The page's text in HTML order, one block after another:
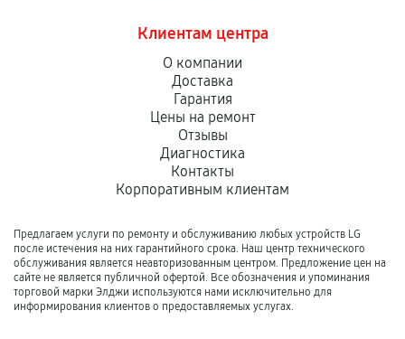
Клиентам центра
О компании
Доставка
Гарантия
Цены на ремонт
Отзывы
Диагностика
Контакты
Корпоративным клиентам
Предлагаем услуги по ремонту и обслуживанию любых устройств LG
после истечения на них гарантийного срока. Наш центр технического
обслуживания является неавторизованным центром. Предложение цен на
сайте не является публичной офертой. Все обозначения и упоминания
торговой марки Элджи используются нами исключительно для
информирования клиентов о предоставляемых услугах.